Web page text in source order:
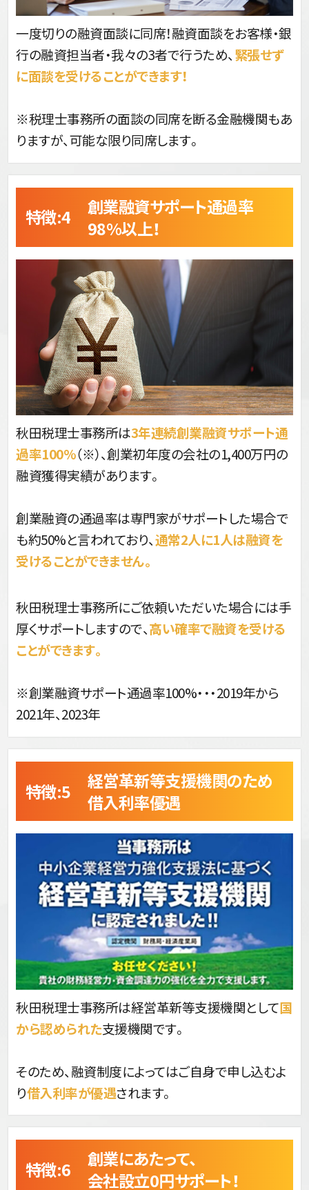
一度切りの融資面談に同席！融資面談をお客様・銀
行の融資担当者・我々の3者で行うため、緊張せず
に面談を受けることができます！
※税理士事務所の面談の同席を断る金融機関もあ
りますが、可能な限り同席します。
特徴:4
創業融資サポート通過率
98%以上！
秋田税理士事務所は3年連続創業融資サポート通
過率100%（※）、創業初年度の会社の1,400万円の
融資獲得実績があります。
創業融資の通過率は専門家がサポートした場合で
も約50%と言われており、通常2人に1人は融資を
受けることができません。
秋田税理士事務所にご依頼いただいた場合には手
厚くサポートしますので、高い確率で融資を受ける
ことができます。
※創業融資サポート通過率100%・・・2019年から
2021年、2023年
特徴:5
経営革新等支援機関のため
借入利率優遇
秋田税理士事務所は経営革新等支援機関として国
から認められた支援機関です。
そのため、融資制度によってはご自身で申し込むよ
り借入利率が優遇されます。
特徴:6
創業にあたって、
会社設立0円サポート！